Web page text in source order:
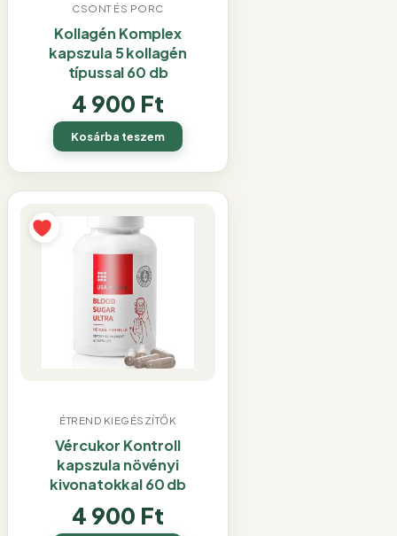
CSONT ÉS PORC
Kollagén Komplex
kapszula 5 kollagén
típussal 60 db
4 900 Ft
Kosárba teszem
ÉTREND KIEGÉSZÍTŐK
Vércukor Kontroll
kapszula növényi
kivonatokkal 60 db
4 900 Ft